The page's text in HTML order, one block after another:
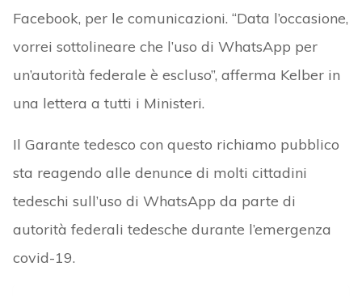
Facebook, per le comunicazioni. “Data l’occasione,
vorrei sottolineare che l’uso di WhatsApp per
un’autorità federale è escluso”, afferma Kelber in
una lettera a tutti i Ministeri.
Il Garante tedesco con questo richiamo pubblico
sta reagendo alle denunce di molti cittadini
tedeschi sull’uso di WhatsApp da parte di
autorità federali tedesche durante l’emergenza
covid-19.